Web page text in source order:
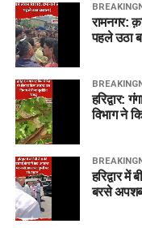
रामनगर:
पहले उठा
हरिद्वार:
विभाग ने
हरिद्वार
बरसे